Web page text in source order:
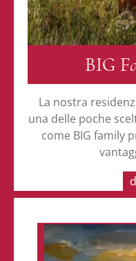
BIG
La nostra
una delle poche
come BIG family